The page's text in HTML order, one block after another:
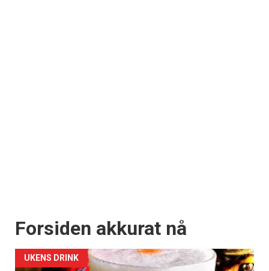
Forsiden akkurat nå
UKENS DRINK